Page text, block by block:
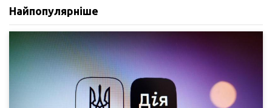
Найпопулярніше